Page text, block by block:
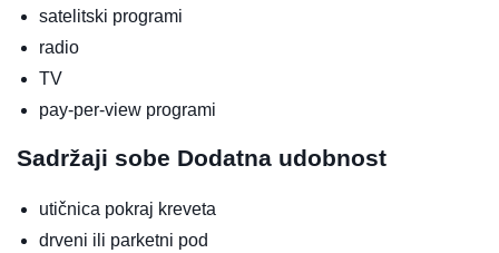
satelitski programi
radio
TV
pay-per-view programi
Sadržaji sobe Dodatna udobnost
utičnica pokraj kreveta
drveni ili parketni pod